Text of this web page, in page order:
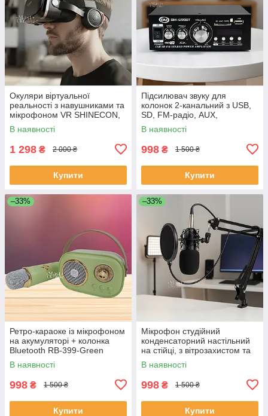
Окуляри віртуальної
реальності з навушниками та
мікрофоном VR SHINECON,
для ігор та відео 360°, JBV-
12-Black
В наявності
1 298 ₴ 2 000 ₴
Купити
Підсилювач звуку для
колонок 2-канальний з USB,
SD, FM-радіо, AUX,
портативний
стереопідсилювач для
В наявності
998 ₴ 1 500 ₴
Купити
–33%
Ретро-караоке із мікрофоном
на акумуляторі + колонка
Bluetooth RB-399-Green
В наявності
998 ₴ 1 500 ₴
Купити
–33%
Мікрофон студійний
конденсаторний настільний
на стійці, з вітрозахистом та
поп-фільтром для запису
голосу, M-800U
В наявності
998 ₴ 1 500 ₴
Купити